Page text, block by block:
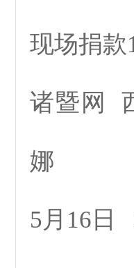
现场捐款
诸暨网
娜
5月16日